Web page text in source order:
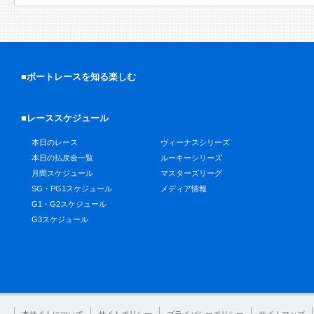
■ボートレースを知る楽しむ
■レーススケジュール
本日のレース
本日の払戻金一覧
月間スケジュール
SG・PG1スケジュール
G1・G2スケジュール
G3スケジュール
ヴィーナスシリーズ
ルーキーシリーズ
マスターズリーグ
メディア情報